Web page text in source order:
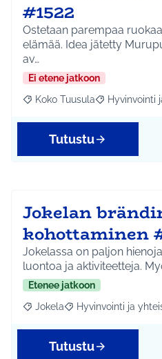
#1522
Ostetaan parempaa
elämää. Idea jätetty Murupuiston ja Kaffepaussin
av…
Ei etene jatkoon
Rajaa tulokset aihepiirin
Koko Tuusula Rajaa
Hyvinvointi
Tutustu
Jokelan
kohottaminen
Jokelassa on paljon
luontoa ja aktiviteetteja.
Etenee jatkoon
Rajaa tulokset aihepiirin
Jokela Rajaa tulokset
Hyvinvointi ja
Tutustu